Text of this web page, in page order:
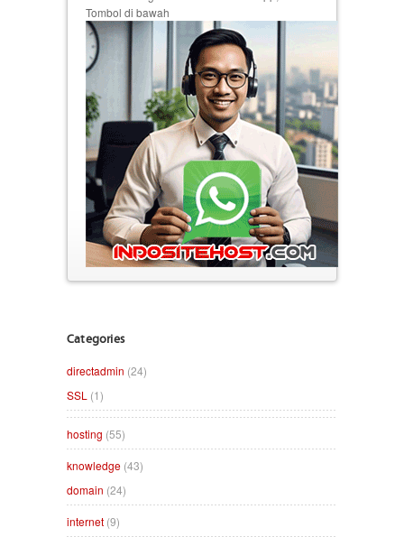
Tombol di bawah
Categories
directadmin (24)
SSL (1)
hosting (55)
knowledge (43)
domain (24)
internet (9)